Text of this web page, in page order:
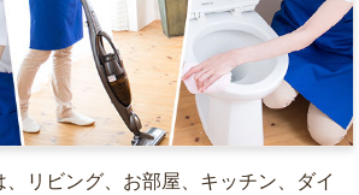
リビング、お部屋、キッチン、ダイ